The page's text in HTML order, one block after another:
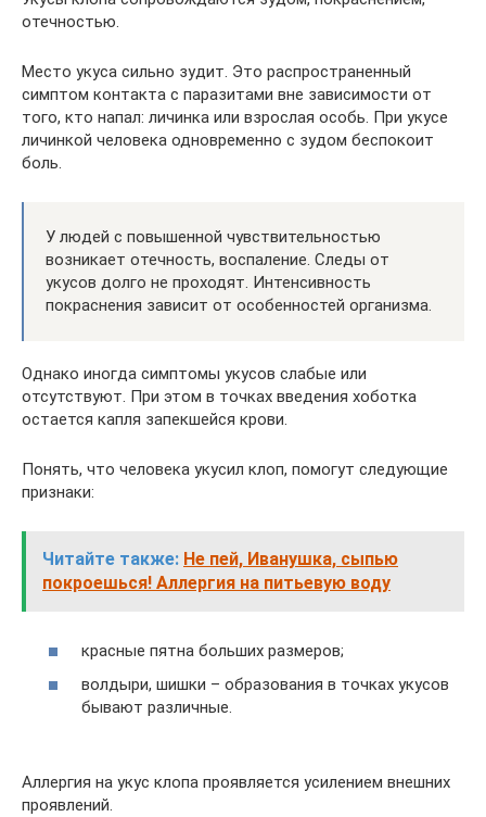
отечностью.
Место укуса сильно зудит. Это распространенный
симптом контакта с паразитами вне зависимости от
того, кто напал: личинка или взрослая особь. При укусе
личинкой человека одновременно с зудом беспокоит
боль.
У людей с повышенной чувствительностью
возникает отечность, воспаление. Следы от
укусов долго не проходят. Интенсивность
покраснения зависит от особенностей организма.
Однако иногда симптомы укусов слабые или
отсутствуют. При этом в точках введения хоботка
остается капля запекшейся крови.
Понять, что человека укусил клоп, помогут следующие
признаки:
Читайте также: Не пей, Иванушка, сыпью
покроешься! Аллергия на питьевую воду
красные пятна больших размеров;
волдыри, шишки – образования в точках укусов
бывают различные.
Аллергия на укус клопа проявляется усилением внешних
проявлений.